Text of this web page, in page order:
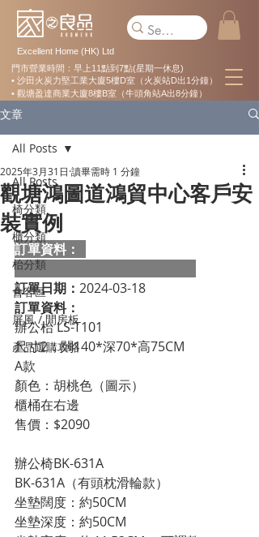
Excellent Home (HK) Ltd
門市營業時間：早上11點到7點(星期一休息)
• 沙田火炭力堅工業大廈5樓D室（火炭站D出1分鐘）
• 觀塘盈達商業大廈8樓B室（牛頭角站A出8分鐘）
文章
All Posts
椅分類
櫃分類
枱分類
會客區
屏風 / 間房板
產品選購攻略
All Posts
觀塘鴻圖道鴻貿中心客戶安
裝實例
2025年3月31日 讀畢需時 1 分鐘
訂單資料：
訂單日期： 2024-03-18
訂單資料：
辦公枱 LS-T101
尺寸2：闊140*深70*高75CM
A款
顏色：胡桃色（圖示）
櫃桶在右邊
售價：$2090
辦公椅BK-631A
BK-631A（有頭枕滑輪款）
坐墊闊度：約50CM
坐墊深度：約50CM